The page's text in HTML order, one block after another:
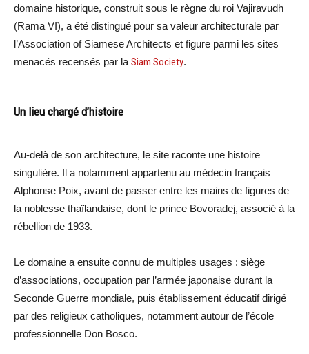
domaine historique, construit sous le règne du roi Vajiravudh
(Rama VI), a été distingué pour sa valeur architecturale par
l’Association of Siamese Architects et figure parmi les sites
menacés recensés par la Siam Society.
Un lieu chargé d’histoire
Au-delà de son architecture, le site raconte une histoire
singulière. Il a notamment appartenu au médecin français
Alphonse Poix, avant de passer entre les mains de figures de
la noblesse thaïlandaise, dont le prince Bovoradej, associé à la
rébellion de 1933.
Le domaine a ensuite connu de multiples usages : siège
d’associations, occupation par l’armée japonaise durant la
Seconde Guerre mondiale, puis établissement éducatif dirigé
par des religieux catholiques, notamment autour de l’école
professionnelle Don Bosco.